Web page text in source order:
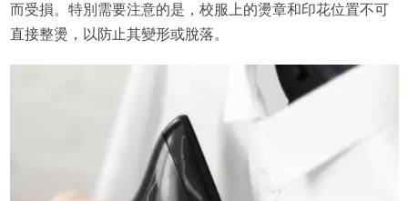
而受損。特別需要注意的是，校服上的燙章和印花位置不可
直接整燙，以防止其變形或脫落。